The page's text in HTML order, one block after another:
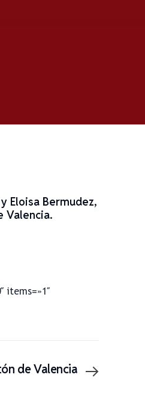
Eloisa Bermudez,
Valencia.
items=»1″
de Valencia